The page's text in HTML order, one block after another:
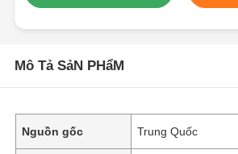
Mô Tả SảN PHẩM
Nguồn gốc Trung Quốc